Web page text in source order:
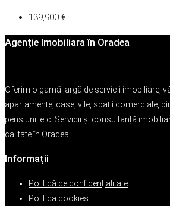
139,900 €
Agenție Imobiliara în Oradea
Oferim o gamă largă de servicii imobiliare,
apartamente, case, vile, spații comerciale,
pensiuni, etc. Servicii și consultanță
calitate în Oradea.
Informații
Politică de confidențialitate
Politica cookies